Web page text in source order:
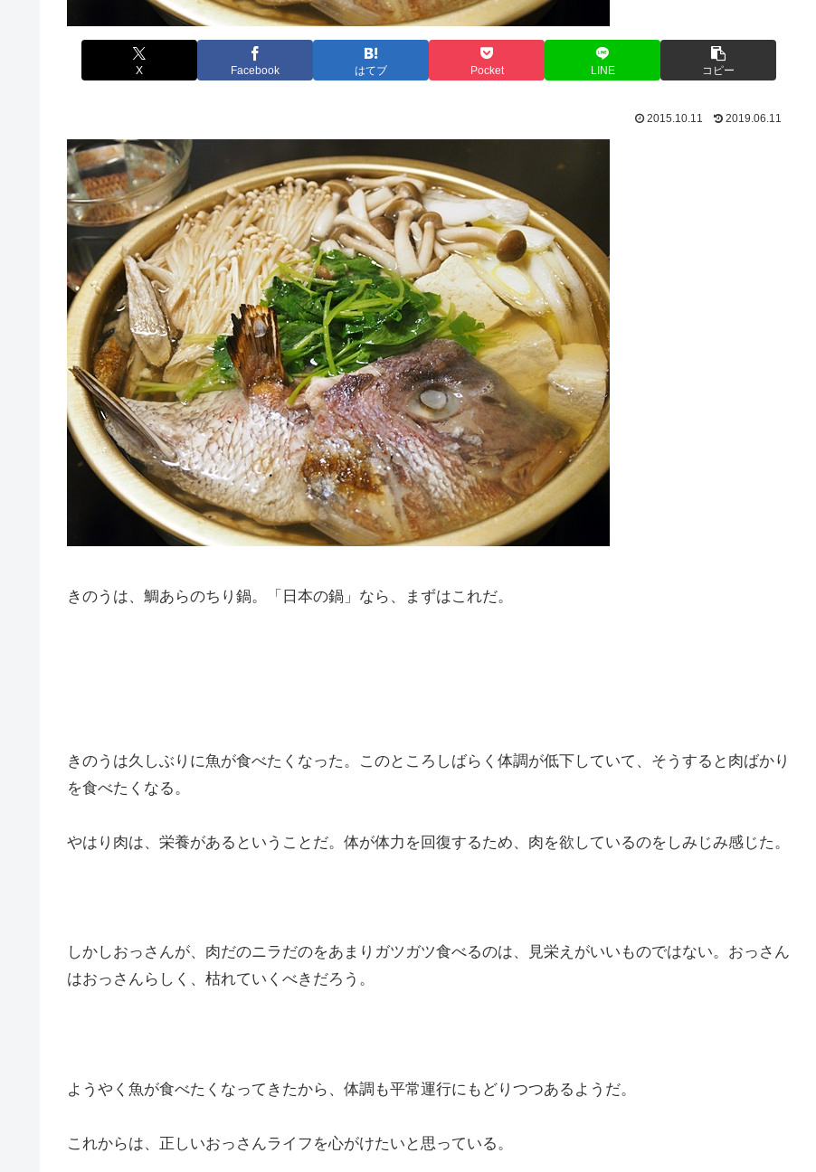
X Facebook はてブ Pocket LINE コピー
2015.10.11 2019.06.11
きのうは、鯛あらのちり鍋。「日本の鍋」なら、まずはこれだ。
きのうは久しぶりに魚が食べたくなった。このところしばらく体調が低下していて、そうすると肉ばかり
を食べたくなる。
やはり肉は、栄養があるということだ。体が体力を回復するため、肉を欲しているのをしみじみ感じた。
しかしおっさんが、肉だのニラだのをあまりガツガツ食べるのは、見栄えがいいものではない。おっさん
はおっさんらしく、枯れていくべきだろう。
ようやく魚が食べたくなってきたから、体調も平常運行にもどりつつあるようだ。
これからは、正しいおっさんライフを心がけたいと思っている。